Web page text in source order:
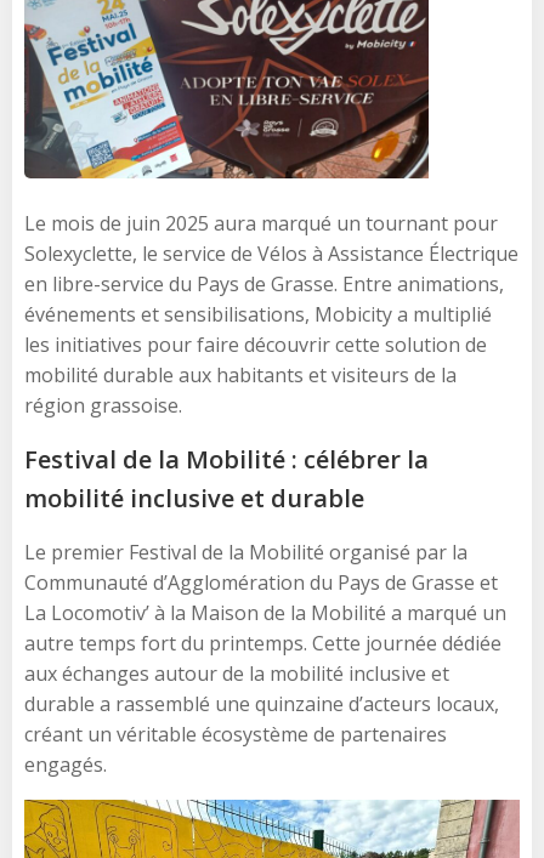
Le mois de juin 2025 aura marqué un tournant pour
Solexyclette, le service de Vélos à Assistance Électrique
en libre-service du Pays de Grasse. Entre animations,
événements et sensibilisations, Mobicity a multiplié
les initiatives pour faire découvrir cette solution de
mobilité durable aux habitants et visiteurs de la
région grassoise.
Festival de la Mobilité : célébrer la
mobilité inclusive et durable
Le premier Festival de la Mobilité organisé par la
Communauté d’Agglomération du Pays de Grasse et
La Locomotiv’ à la Maison de la Mobilité a marqué un
autre temps fort du printemps. Cette journée dédiée
aux échanges autour de la mobilité inclusive et
durable a rassemblé une quinzaine d’acteurs locaux,
créant un véritable écosystème de partenaires
engagés.